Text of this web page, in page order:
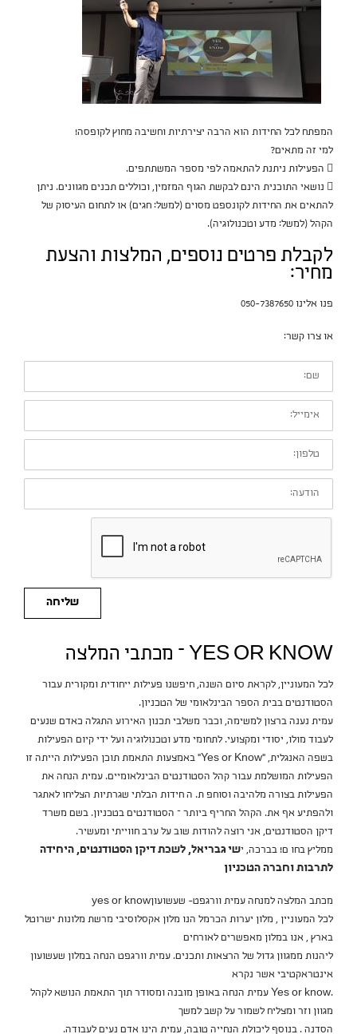
המפתח לכל החידות הוא הרבה יצירתיות וחשיבה מחוץ לקופסה!
למי זה מתאים?
 הפעילות ניתנת להתאמה לפי מספר המשתתפים.
 נושאי התוכנית הינם לבקשת הגוף המזמין, וכוללים תכנים מגוונים. ניתן
להתאים את החידות לקונספט מסוים (למשל: חגים) או לתחום העיסוק של
הקהל (למשל: מדע וטכנולוגיה).
לקבלת פרטים נוספים, המלצות והצעת
מחיר:
פנו אלינו 050-7387650
או צרו קשר:
שם:
אימייל:
טלפון:
הודעה:
שליחה
YES OR KNOW – מכתבי המלצה
לכל המעוניין, לקראת סיום השנה, חיפשנו פעילות ייחודית ומקורית עבור
הסטודנטים בבית הספר הבינלאומי של הטכניון.
עמית נענה ברצון למשימה, וכבר משלבי תכנון האירוע התגלה כאדם שנעים
לעבוד מולו, יסודי ומקצועי. לתחומי מדע וטכנולוגיה ועל ידי קיום הפעילות
בשפה האנגלית, "Yes or Know" באמצעות התאמת תוכן הפעילות הייתה זו
הפעילות המושלמת עבור קהל הסטודנטים הבינלאומיים. עמית הנחה את
הפעילות בצורה מלהיבה וסוחפ ת. ה חידות הבלתי שגרתיות הצליחו לאתגר
ולהפתיע אף את. הקהל החריף ביותר – הסטודנטים בטכניון. בשם משרד
דיקן הסטודנטים, אני רוצה להודות שוב על ערב חווייתי ומעשיר.
ממליץ בחו ם! בברכה, ישי גבריאל, לשכת דיקן הסטודנטים, היחידה
לתרבות וחברה הטכניון
מכתב המלצה למנחה עמית וורגפט- שעשועוןyes or know
לכל המעוניין , מלון יערות הכרמל הנו מלון אקסלוסיבי מרשת מלונות ישרוטל
בארץ , אנו במלון מאפשרים לאורחים
ליהנות ממגוון גדול של הרצאות ותכנים. עמית וורגפט הנחה במלון שעשועון
אינטראקטיבי אשר נקרא
.Yes or know עמית הנחה באופן מובנה ומסודר תוך התאמת הנושא לקהל
מגוון וזר ומצליח לשמור על קשב למשך
הסדנה . בנוסף ליכולת הנחייה טובה, עמית הינו אדם נעים לעבודה.